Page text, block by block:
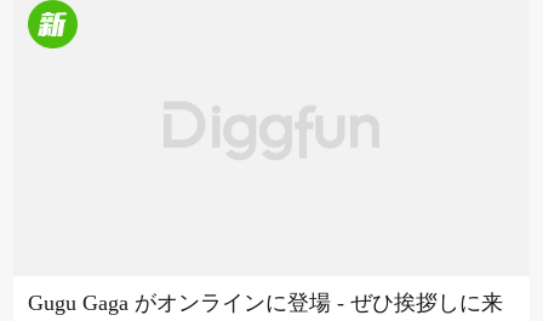
Gugu Gaga がオンラインに登場 - ぜひ挨拶しに来